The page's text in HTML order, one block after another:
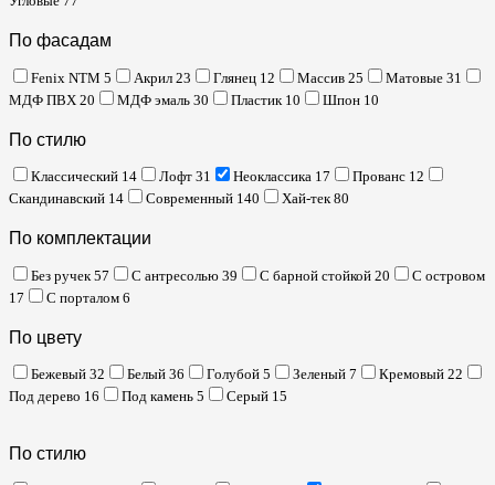
По фасадам
Fenix NTM 5 Акрил 23 Глянец 12 Массив 25 Матовые 31
МДФ ПВХ 20 МДФ эмаль 30 Пластик 10 Шпон 10
По стилю
Классический 14 Лофт 31 Неоклассика 17 Прованс 12
Скандинавский 14 Современный 140 Хай-тек80
По комплектации
Без ручек 57 С антресолью 39 С барной стойкой 20
С островом
17
С порталом 6
По цвету
Бежевый 32 Белый 36 Голубой 5 Зеленый 7 Кремовый 22
Под дерево 16 Под камень 5 Серый 15
По стилю